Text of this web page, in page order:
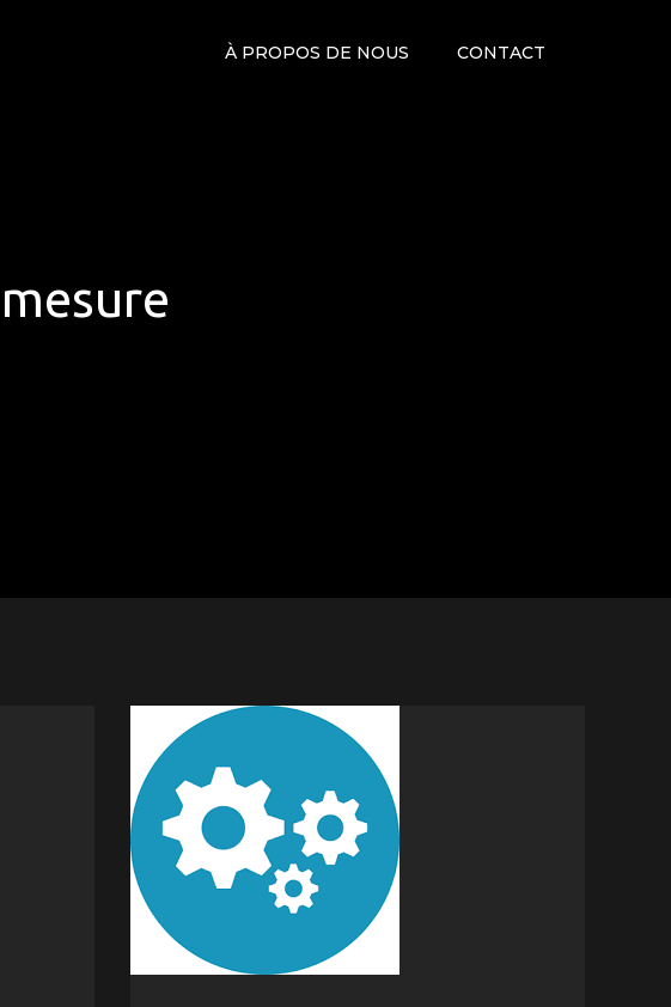
À PROPOS DE NOUS CONTACT